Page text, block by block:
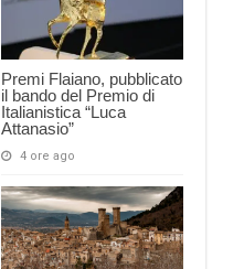
Premi Flaiano, pubblicato
il bando del Premio di
Italianistica “Luca
Attanasio”
4 ore ago